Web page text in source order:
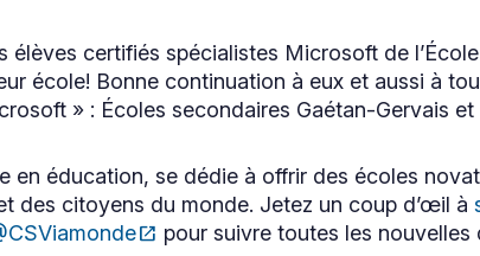
élèves certifiés spécialistes Microsoft de
école! Bonne continuation à eux et aussi à
» : Écoles secondaires Gaétan-Gervais et
en éducation, se dédie à offrir des écoles
des citoyens du monde. Jetez un coup d’œil à
open_in_new pour suivre toutes les nouvelles